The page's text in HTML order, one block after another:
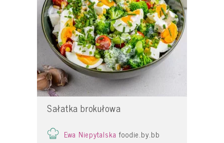
Sałatka brokułowa
Ewa Niepytalska foodie.by.bb